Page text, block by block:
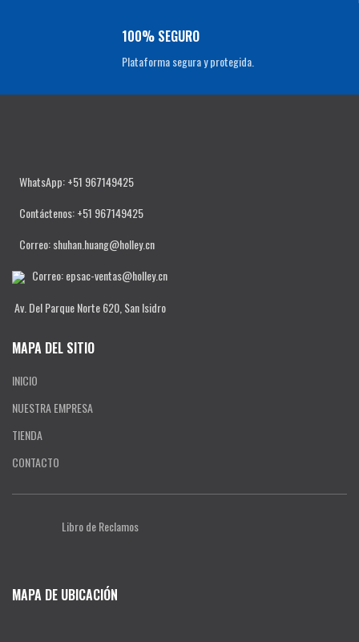
100% SEGURO
Plataforma segura y protegida.
WhatsApp: +51 967149425
Contáctenos: +51 967149425
Correo: shuhan.huang@holley.cn
Correo: epsac-ventas@holley.cn
Av. Del Parque Norte 620, San Isidro
MAPA DEL SITIO
INICIO
NUESTRA EMPRESA
TIENDA
CONTACTO
Libro de Reclamos
MAPA DE UBICACIÓN